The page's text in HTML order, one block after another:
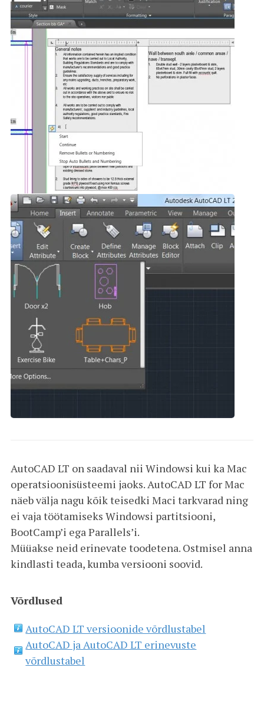
AutoCAD LT on saadaval nii Windowsi kui ka Mac
operatsioonisüsteemi jaoks. AutoCAD LT for Mac
näeb välja nagu kõik teisedki Maci tarkvarad ning
ei vaja töötamiseks Windowsi partitsiooni,
BootCamp’i ega Parallels’i.
Müüakse neid erinevate toodetena. Ostmisel anna
kindlasti teada, kumba versiooni soovid.
Võrdlused
AutoCAD LT versioonide võrdlustabel
AutoCAD ja AutoCAD LT erinevuste
võrdlustabel